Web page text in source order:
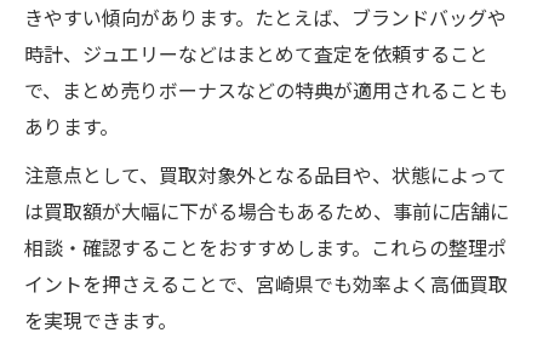
きやすい傾向があります。たとえば、ブランドバッグや
時計、ジュエリーなどはまとめて査定を依頼すること
で、まとめ売りボーナスなどの特典が適用されることも
あります。
注意点として、買取対象外となる品目や、状態によって
は買取額が大幅に下がる場合もあるため、事前に店舗に
相談・確認することをおすすめします。これらの整理ポ
イントを押さえることで、宮崎県でも効率よく高価買取
を実現できます。